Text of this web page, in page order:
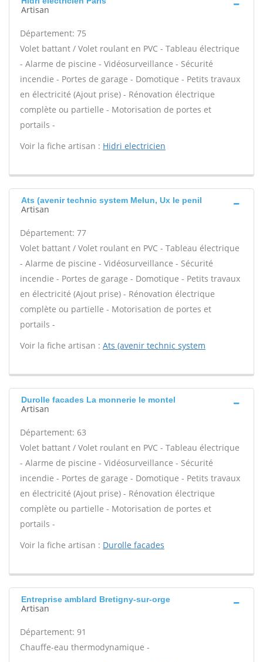
Artisan
Département: 75
Volet battant / Volet roulant en PVC - Tableau électrique
- Alarme de piscine - Vidéosurveillance - Sécurité
incendie - Portes de garage - Domotique - Petits travaux
en électricité (Ajout prise) - Rénovation électrique
complète ou partielle - Motorisation de portes et
portails -
Voir la fiche artisan : Hidri electricien
Ats (avenir technic system Melun, Ux le penil
Artisan
Département: 77
Volet battant / Volet roulant en PVC - Tableau électrique
- Alarme de piscine - Vidéosurveillance - Sécurité
incendie - Portes de garage - Domotique - Petits travaux
en électricité (Ajout prise) - Rénovation électrique
complète ou partielle - Motorisation de portes et
portails -
Voir la fiche artisan : Ats (avenir technic system
Durolle facades La monnerie le montel
Artisan
Département: 63
Volet battant / Volet roulant en PVC - Tableau électrique
- Alarme de piscine - Vidéosurveillance - Sécurité
incendie - Portes de garage - Domotique - Petits travaux
en électricité (Ajout prise) - Rénovation électrique
complète ou partielle - Motorisation de portes et
portails -
Voir la fiche artisan : Durolle facades
Entreprise amblard Bretigny-sur-orge
Artisan
Département: 91
Chauffe-eau thermodynamique -